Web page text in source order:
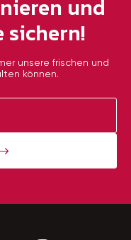
und
sichern!
unsere frischen und
können.